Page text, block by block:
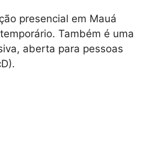
presencial em Mauá
Também é uma
aberta para pessoas